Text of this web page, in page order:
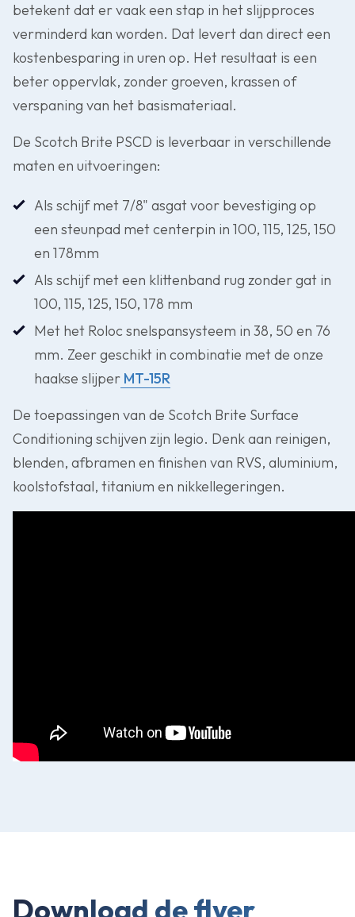
betekent dat er vaak een stap in het slijpproces
verminderd kan worden. Dat levert dan direct een
kostenbesparing in uren op. Het resultaat is een
beter oppervlak, zonder groeven, krassen of
verspaning van het basismateriaal.
De Scotch Brite PSCD is leverbaar in verschillende
maten en uitvoeringen:
Als schijf met 7/8" asgat voor bevestiging op
een steunpad met centerpin in 100, 115, 125, 150
en 178mm
Als schijf met een klittenband rug zonder gat in
100, 115, 125, 150, 178 mm
Met het Roloc snelspansysteem in 38, 50 en 76
mm. Zeer geschikt in combinatie met de onze
haakse slijper MT-15R
De toepassingen van de Scotch Brite Surface
Conditioning schijven zijn legio. Denk aan reinigen,
blenden, afbramen en finishen van RVS, aluminium,
koolstofstaal, titanium en nikkellegeringen.
Download de flyer